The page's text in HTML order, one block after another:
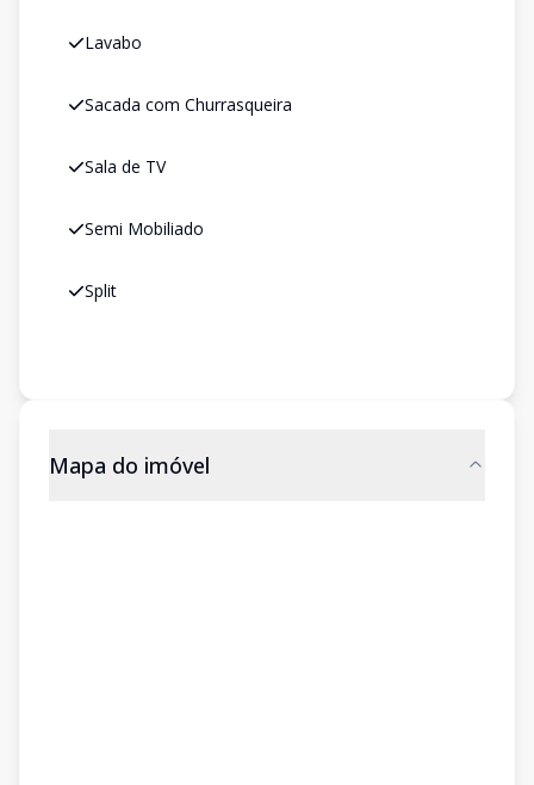
Lavabo
Sacada com Churrasqueira
Sala de TV
Semi Mobiliado
Split
Mapa do imóvel